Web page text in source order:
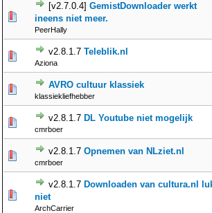
[v2.7.0.4] GemistDownloader werkt
ineens niet meer.
PeerHally
v2.8.1.7 Teleblik.nl
Aziona
AVRO cultuur klassiek
klassiekliefhebber
v2.8.1.7 DL Youtube niet mogelijk
cmrboer
v2.8.1.7 Opnemen van NLziet.nl
cmrboer
v2.8.1.7 Downloaden van cultura.nl
niet
ArchCarrier